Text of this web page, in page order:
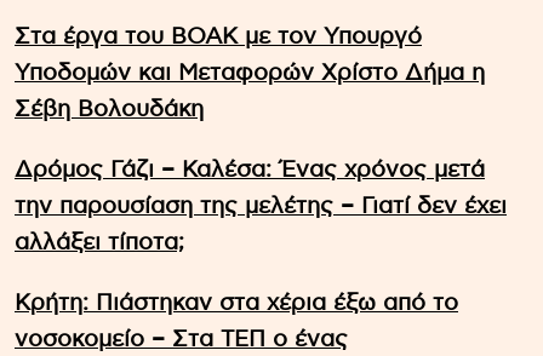
Στα έργα του ΒΟΑΚ με τον Υπουργό
Υποδομών και Μεταφορών Χρίστο Δήμα η
Σέβη Βολουδάκη
Δρόμος Γάζι – Καλέσα: Ένας χρόνος μετά
την παρουσίαση της μελέτης – Γιατί δεν έχει
αλλάξει τίποτα;
Κρήτη: Πιάστηκαν στα χέρια έξω από το
νοσοκομείο – Στα ΤΕΠ ο ένας